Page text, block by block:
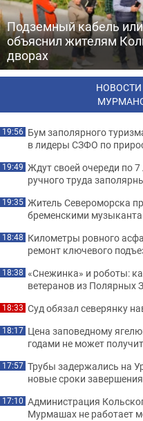
Подземный кабель
объяснил жителям
дворах
19:56 Бум заполярного
в лидеры СЗФО по
19:49 Ждут своей очереди по
ручного труда
19:35 Житель Североморска
бременскими
18:48 Километры ровного
ремонт ключевого
18:38 «Снежинка» и роботы:
ветеранов из Полярных
18:33 Суд обязал северянку
18:17 Цена заповедному
годами не может
17:57 Трубы задержались на
новые сроки
17:10 Администрация
Мурмашах не работает